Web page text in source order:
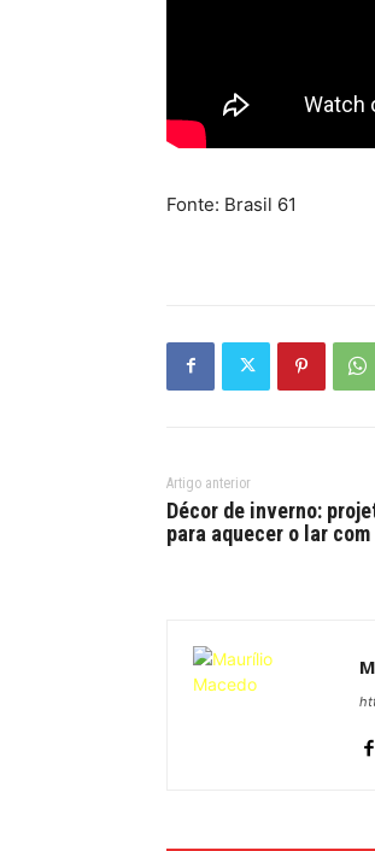
Fonte: Brasil 61
Artigo anterior
Décor de inverno:
para aquecer o lar